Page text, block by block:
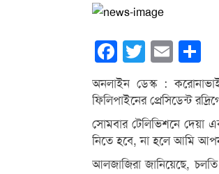
Facebook
Twitter Email
অনলাইন ডেস্ক :
ফিলিপাইনের প্রেসিডেন্ট
সোমবার টেলিভিশনে দেয়া
নিতে হবে, না হলে আমি
আলজাজিরা জানিয়েছে,